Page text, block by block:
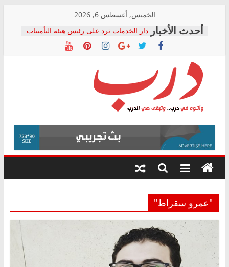
content
الخميس, أغسطس 6, 2026
دار الخدمات ترد على رئيس هيئة التأمينات
بعد مؤتمره الصحفي: إنكار الأزمة لا ينهي
معاناة أصحاب المعاشات.. ونطالب بكشف
فرحات سليمان يكتب: القطاع الصحي إلى
أين؟
حزب التحالف الشعبي يطلق لجنة “الحق
في الصحة” بالإسكندرية لرصد الانتهاكات
ودعم المرضى
الوزاري لمدينة الصحفيين.. وانتهاء أعمال
إنشاء المبنى الإداري
المجلس القومي لحقوق الإنسان يعلن
متابعة قضية الدكتور محمد زهران.. ويؤكد:
قرينة البراءة وضمانات المحاكمة العادلة
درب
وأتوه
درب..
وتبقى
هي
"عمرو سقراط"